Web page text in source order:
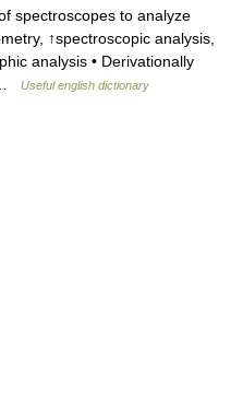
spectroscopes to analyze
↑spectroscopic analysis,
analysis • Derivationally
…
Useful english dictionary